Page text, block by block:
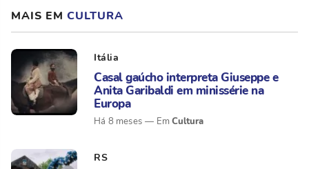
MAIS EM CULTURA
Itália
Casal gaúcho interpreta Giuseppe e
Anita Garibaldi em minissérie na
Europa
Há 8 meses Cultura
RS